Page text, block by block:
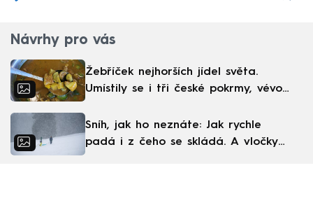
Návrhy pro vás
Žebříček nejhorších jídel světa.
Umístily se i tři české pokrmy, vévodí
Sníh, jak ho neznáte: Jak rychle
padá i z čeho se skládá. A vločky